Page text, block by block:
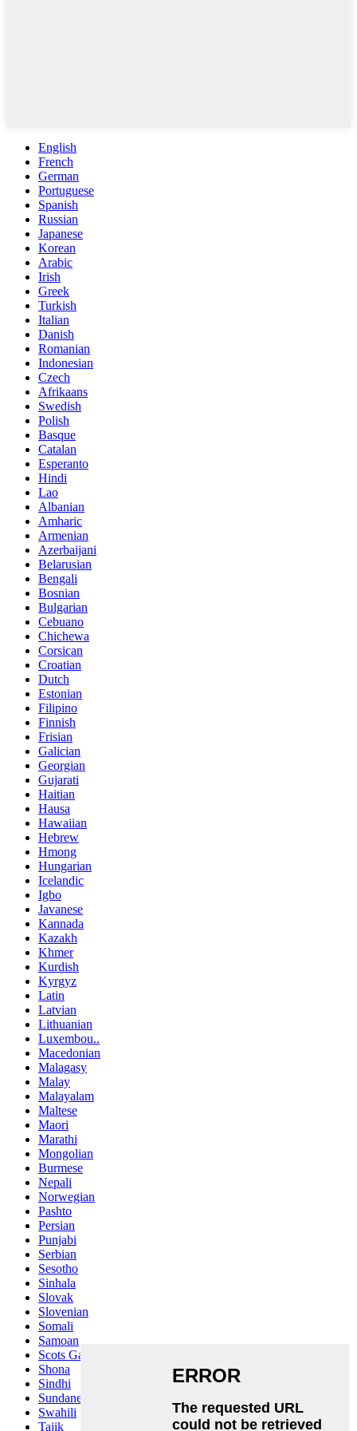
English
French
German
Portuguese
Spanish
Russian
Japanese
Korean
Arabic
Irish
Greek
Turkish
Italian
Danish
Romanian
Indonesian
Czech
Afrikaans
Swedish
Polish
Basque
Catalan
Esperanto
Hindi
Lao
Albanian
Amharic
Armenian
Azerbaijani
Belarusian
Bengali
Bosnian
Bulgarian
Cebuano
Chichewa
Corsican
Croatian
Dutch
Estonian
Filipino
Finnish
Frisian
Galician
Georgian
Gujarati
Haitian
Hausa
Hawaiian
Hebrew
Hmong
Hungarian
Icelandic
Igbo
Javanese
Kannada
Kazakh
Khmer
Kurdish
Kyrgyz
Latin
Latvian
Lithuanian
Luxembou..
Macedonian
Malagasy
Malay
Malayalam
Maltese
Maori
Marathi
Mongolian
Burmese
Nepali
Norwegian
Pashto
Persian
Punjabi
Serbian
Sesotho
Sinhala
Slovak
Slovenian
Somali
Samoan
Scots Gaelic
Shona
Sindhi
Sundanese
Swahili
Tajik